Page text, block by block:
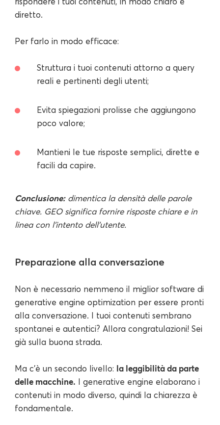
diretto.
Per farlo in modo efficace:
Struttura i tuoi contenuti attorno a query
reali e pertinenti degli utenti;
Evita spiegazioni prolisse che aggiungono
poco valore;
Mantieni le tue risposte semplici, dirette e
facili da capire.
Conclusione:dimentica la densità delle parole
chiave. GEO significa fornire risposte chiare e in
linea con l'intento dell'utente.
Preparazione alla conversazione
Non è necessario nemmeno il miglior software di
generative engine optimization per essere pronti
alla conversazione. I tuoi contenuti sembrano
spontanei e autentici? Allora congratulazioni! Sei
già sulla buona strada.
Ma c'è un secondo livello: la leggibilità da parte
delle macchine. I generative engine elaborano i
contenuti in modo diverso, quindi la chiarezza è
fondamentale.